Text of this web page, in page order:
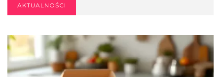
AKTUALNOŚCI